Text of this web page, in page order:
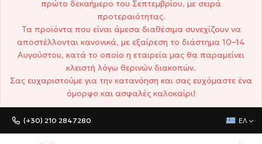
πρώτο δεκαήμερο του Σεπτεμβρίου, με σειρά
προτεραιότητας.
Τα προϊόντα που είναι άμεσα διαθέσιμα συνεχίζουν να
αποστέλλονται κανονικά, με εξαίρεση το διάστημα 10–14
Αυγούστου, κατά το οποίο η εταιρεία μας θα παραμείνει
κλειστή λόγω θερινών διακοπών.
Σας ευχαριστούμε για την κατανόηση και σας ευχόμαστε ένα
όμορφο και ασφαλές καλοκαίρι!
(+30) 210 2847280 ΕΛ